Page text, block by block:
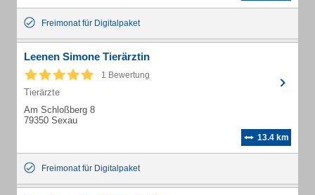
Freimonat für Digitalpaket
Leenen Simone Tierärztin
1 Bewertung
Tierärzte
Am Schloßberg 8
79350 Sexau
13.4 km
Freimonat für Digitalpaket